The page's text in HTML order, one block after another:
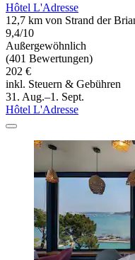
Hôtel L'Adresse
12,7 km von Strand der
9,4/10
Außergewöhnlich
(401 Bewertungen)
202 €
inkl. Steuern & Gebühren
31. Aug.–1. Sept.
Hôtel L'Adresse